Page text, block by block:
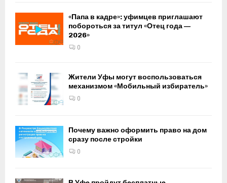
«Папа в кадре»: уфимцев приглашают
побороться за титул «Отец года —
2026»
0
Жители Уфы могут воспользоваться
механизмом «Мобильный избиратель»
0
Почему важно оформить право на дом
сразу после стройки
0